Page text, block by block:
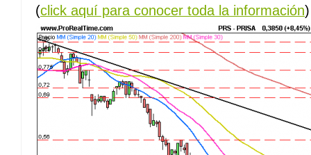
(click aquí para conocer toda la información)